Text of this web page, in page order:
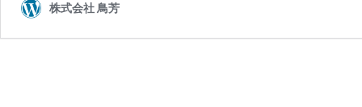
株式会社 鳥芳